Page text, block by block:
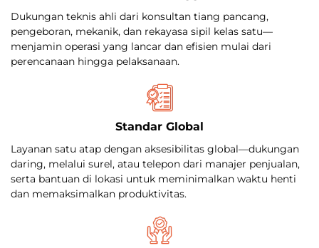
Dukungan teknis ahli dari konsultan tiang pancang,
pengeboran, mekanik, dan rekayasa sipil kelas satu—
menjamin operasi yang lancar dan efisien mulai dari
perencanaan hingga pelaksanaan.
Standar Global
Layanan satu atap dengan aksesibilitas global—dukungan
daring, melalui surel, atau telepon dari manajer penjualan,
serta bantuan di lokasi untuk meminimalkan waktu henti
dan memaksimalkan produktivitas.